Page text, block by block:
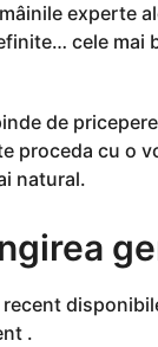
experte
cele mai
de
proceda cu o
natural.
.